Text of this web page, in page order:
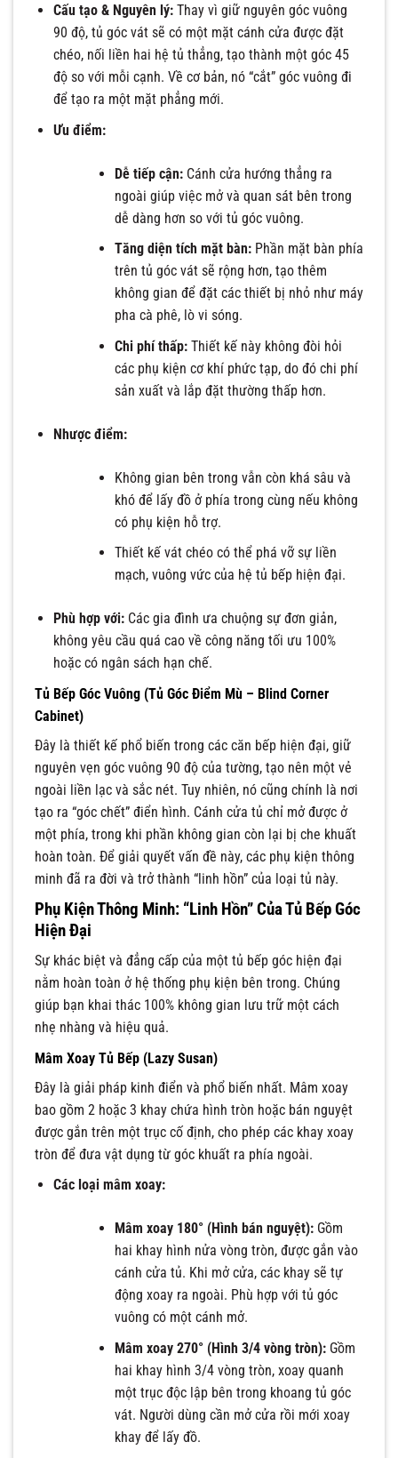
Cấu tạo & Nguyên lý:Thay vì giữ nguyên góc vuông
90 độ, tủ góc vát sẽ có một mặt cánh cửa được đặt
chéo, nối liền hai hệ tủ thẳng, tạo thành một góc 45
độ so với mỗi cạnh. Về cơ bản, nó “cắt” góc vuông đi
để tạo ra một mặt phẳng mới.
Ưu điểm:
Dễ tiếp cận:Cánh cửa hướng thẳng ra
ngoài giúp việc mở và quan sát bên trong
dễ dàng hơn so với tủ góc vuông.
Tăng diện tích mặt bàn:Phần mặt bàn phía
trên tủ góc vát sẽ rộng hơn, tạo thêm
không gian để đặt các thiết bị nhỏ như máy
pha cà phê, lò vi sóng.
Chi phí thấp:Thiết kế này không đòi hỏi
các phụ kiện cơ khí phức tạp, do đó chi phí
sản xuất và lắp đặt thường thấp hơn.
Nhược điểm:
Không gian bên trong vẫn còn khá sâu và
khó để lấy đồ ở phía trong cùng nếu không
có phụ kiện hỗ trợ.
Thiết kế vát chéo có thể phá vỡ sự liền
mạch, vuông vức của hệ tủ bếp hiện đại.
Phù hợp với:Các gia đình ưa chuộng sự đơn giản,
không yêu cầu quá cao về công năng tối ưu 100%
hoặc có ngân sách hạn chế.
Tủ Bếp Góc Vuông (Tủ Góc Điểm Mù – Blind Corner
Cabinet)
Đây là thiết kế phổ biến trong các căn bếp hiện đại, giữ
nguyên vẹn góc vuông 90 độ của tường, tạo nên một vẻ
ngoài liền lạc và sắc nét. Tuy nhiên, nó cũng chính là nơi
tạo ra “góc chết” điển hình. Cánh cửa tủ chỉ mở được ở
một phía, trong khi phần không gian còn lại bị che khuất
hoàn toàn. Để giải quyết vấn đề này, các phụ kiện thông
minh đã ra đời và trở thành “linh hồn” của loại tủ này.
Phụ Kiện Thông Minh: “Linh Hồn” Của Tủ Bếp Góc
Hiện Đại
Sự khác biệt và đẳng cấp của một tủ bếp góc hiện đại
nằm hoàn toàn ở hệ thống phụ kiện bên trong. Chúng
giúp bạn khai thác 100% không gian lưu trữ một cách
nhẹ nhàng và hiệu quả.
Mâm Xoay Tủ Bếp (Lazy Susan)
Đây là giải pháp kinh điển và phổ biến nhất. Mâm xoay
bao gồm 2 hoặc 3 khay chứa hình tròn hoặc bán nguyệt
được gắn trên một trục cố định, cho phép các khay xoay
tròn để đưa vật dụng từ góc khuất ra phía ngoài.
Các loại mâm xoay:
Mâm xoay 180° (Hình bán nguyệt):Gồm
hai khay hình nửa vòng tròn, được gắn vào
cánh cửa tủ. Khi mở cửa, các khay sẽ tự
động xoay ra ngoài. Phù hợp với tủ góc
vuông có một cánh mở.
Mâm xoay 270° (Hình 3/4 vòng tròn):Gồm
hai khay hình 3/4 vòng tròn, xoay quanh
một trục độc lập bên trong khoang tủ góc
vát. Người dùng cần mở cửa rồi mới xoay
khay để lấy đồ.